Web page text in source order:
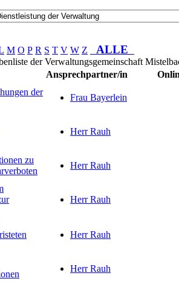
M O P R S T V W Z ALLE
der Verwaltungsgemeinschaft
Ansprechpartner/in
der
Frau Bayerlein
Herr Rauh
zu
Herr Rauh
Herr Rauh
Herr Rauh
Herr Rauh